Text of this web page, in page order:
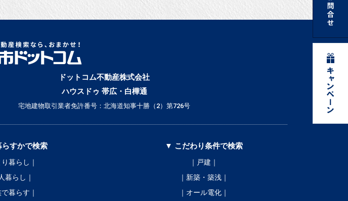
ドットコム不動産株式会社
ハウスドゥ 帯広・白樺通
宅地建物取引業者免許番号：北海道知事十勝（2）第726号
すかで検索
り暮らし｜
暮らし｜
で暮らす｜
▼ こだわり条件で検索
｜戸建｜
｜新築・築浅｜
｜オール電化｜